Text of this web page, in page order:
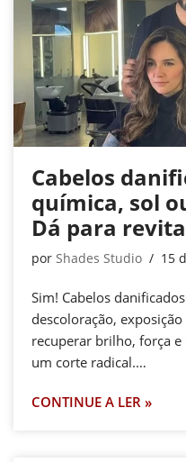
Cabelos
química, sol
Dá para
por Shades Studio 15
Sim! Cabelos
descoloração,
recuperar brilho, força e
um corte radical.…
CONTINUE A LER »